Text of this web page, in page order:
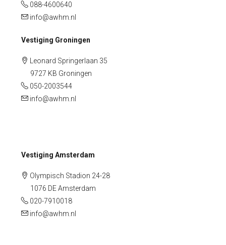
088-4600640
info@awhm.nl
Vestiging Groningen
Leonard Springerlaan 35
9727 KB Groningen
050-2003544
info@awhm.nl
Vestiging Amsterdam
Olympisch Stadion 24-28
1076 DE Amsterdam
020-7910018
info@awhm.nl